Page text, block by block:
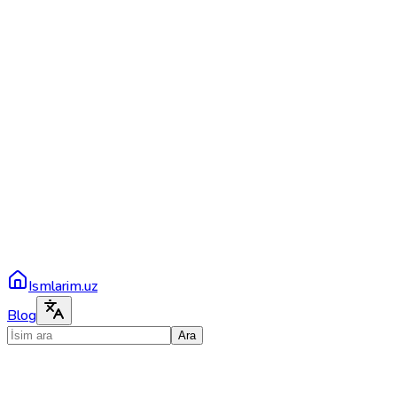
Ismlarim.uz
Blog
Ara